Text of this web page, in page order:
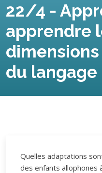
22/4 -
apprendre
du langage
Quelles adaptations
des enfants allophones